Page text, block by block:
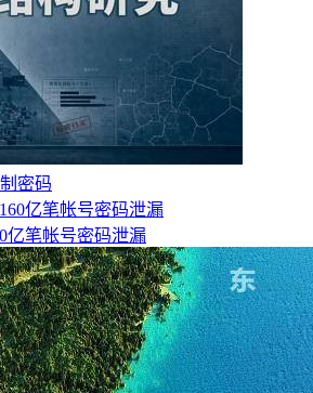
密码
亿笔帐号密码泄漏